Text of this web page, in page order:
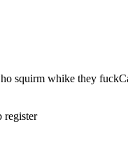
squirm whike they
register